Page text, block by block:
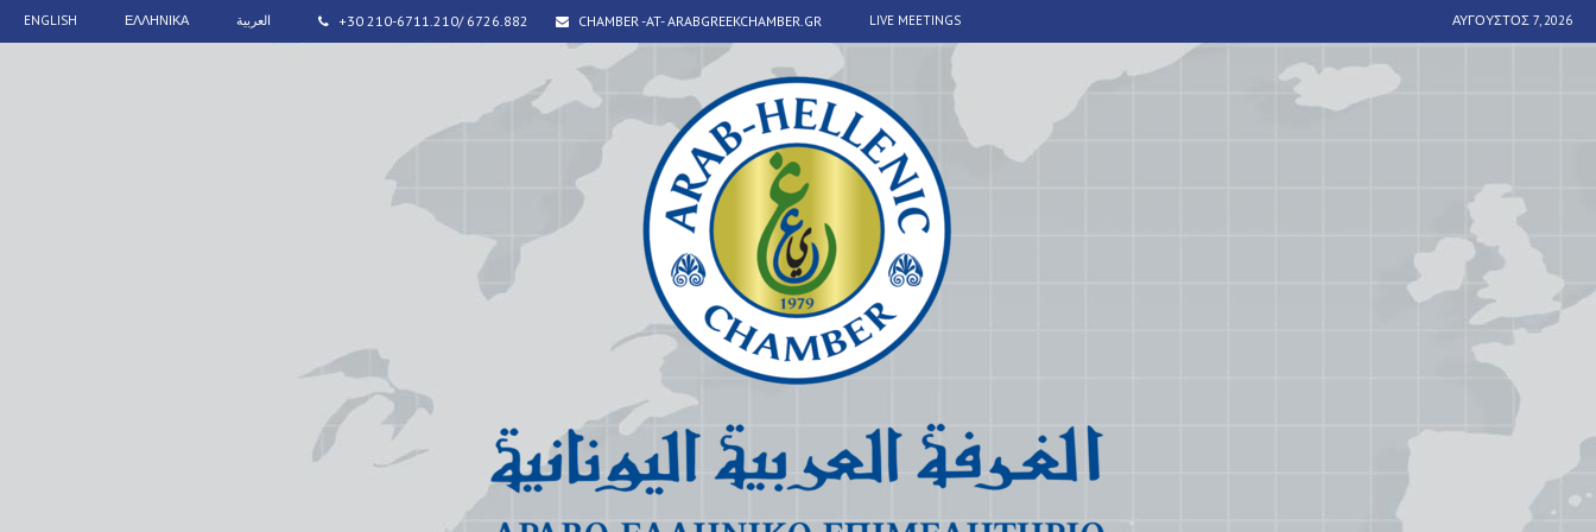
ENGLISH ΕΛΛΗΝΙΚΑ العربية +30 210-6711.210/ 6726.882 CHAMBER -AT- ARABGREEKCHAMBER.GR LIVE MEETINGS ΑΎΓΟΥΣΤΟΣ 7, 2026